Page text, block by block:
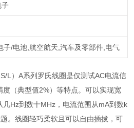
子
子/电池,航空航天,汽车及零部件,电气
L）A系列罗氏线圈是仅测试AC电流信
（典型值2%）等特点。可以实现宽
几Hz到数十MHz，电流范围从mA到数k
。线圈轻巧柔软且可以自由插拔，可